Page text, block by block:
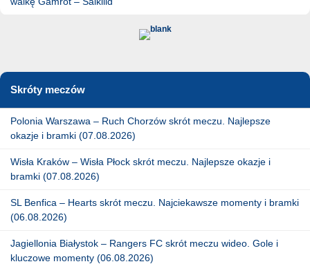
Skróty meczów
Polonia Warszawa – Ruch Chorzów skrót meczu. Najlepsze
okazje i bramki (07.08.2026)
Wisła Kraków – Wisła Płock skrót meczu. Najlepsze okazje i
bramki (07.08.2026)
SL Benfica – Hearts skrót meczu. Najciekawsze momenty i bramki
(06.08.2026)
Jagiellonia Białystok – Rangers FC skrót meczu wideo. Gole i
kluczowe momenty (06.08.2026)